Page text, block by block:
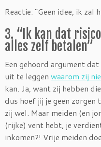
Reactie: “Geen idee, ik zal
3. “Ik kan dat
alles zelf betalen”
Een gehoord argument
uit te leggen waarom zij
kan. Ja, want zij hebben
dus hoef jij je geen zorgen
zij wel. Maar meiden (en
(rijke) vent hebt, je
inkomen?! Vrije meiden